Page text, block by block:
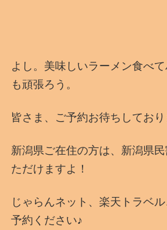
よし。美味しいラーメン食べ
も頑張ろう。
皆さま、ご予約お待ちしており
新潟県ご在住の方は、新潟県
ただけますよ！
じゃらんネット、楽天トラベ
予約ください♪